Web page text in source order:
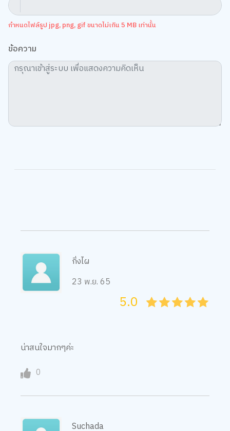
กำหนดไฟล์รูป jpg, png, gif ขนาดไม่เกิน 5 MB เท่านั้น
ข้อความ
กิ่งไผ
23 พ.ย. 65
45
4
35
3
25
2
15
1
05
5.0
น่าสนใจมากๆค่ะ
0
Suchada